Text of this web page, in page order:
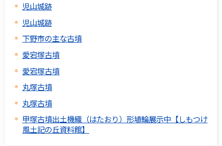
児山城跡
児山城跡
下野市の主な古墳
愛宕塚古墳
愛宕塚古墳
丸塚古墳
丸塚古墳
甲塚古墳出土機織（はたおり）形埴輪展示中【しもつけ
風土記の丘資料館】